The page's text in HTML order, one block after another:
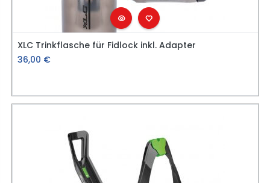
XLC Trinkflasche für Fidlock inkl. Adapter
36,00 €